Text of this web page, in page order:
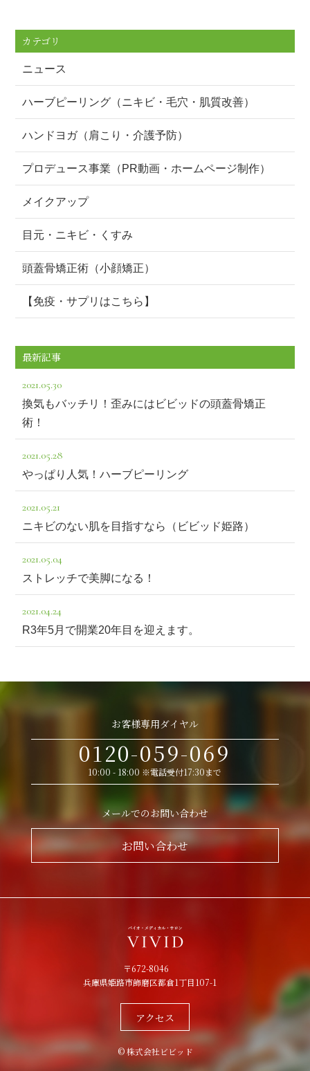
カテゴリ
ニュース
ハーブピーリング（ニキビ・毛穴・肌質改善）
ハンドヨガ（肩こり・介護予防）
プロデュース事業（PR動画・ホームページ制作）
メイクアップ
目元・ニキビ・くすみ
頭蓋骨矯正術（小顔矯正）
【免疫・サプリはこちら】
最新記事
2021.05.30
換気もバッチリ！歪みにはビビッドの頭蓋骨矯正
術！
2021.05.28
やっぱり人気！ハーブピーリング
2021.05.21
ニキビのない肌を目指すなら（ビビッド姫路）
2021.05.04
ストレッチで美脚になる！
2021.04.24
R3年5月で開業20年目を迎えます。
お客様専用ダイヤル
0120-059-069
10:00 - 18:00 ※電話受付17:30まで
メールでのお問い合わせ
お問い合わせ
〒672-8046
兵庫県姫路市飾磨区都倉1丁目107-1
アクセス
© 株式会社ビビッド